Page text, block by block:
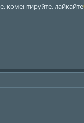
коментируйте, лайкайте